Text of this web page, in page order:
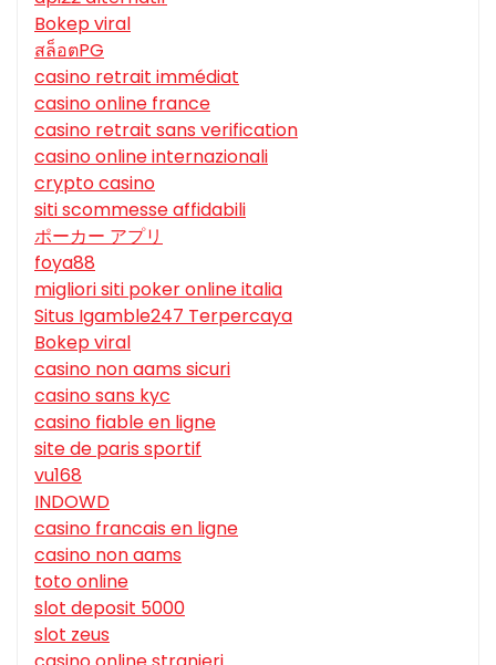
Bokep viral
สล็อตPG
casino retrait immédiat
casino online france
casino retrait sans verification
casino online internazionali
crypto casino
siti scommesse affidabili
ポーカー アプリ
foya88
migliori siti poker online italia
Situs Igamble247 Terpercaya
Bokep viral
casino non aams sicuri
casino sans kyc
casino fiable en ligne
site de paris sportif
vu168
INDOWD
casino francais en ligne
casino non aams
toto online
slot deposit 5000
slot zeus